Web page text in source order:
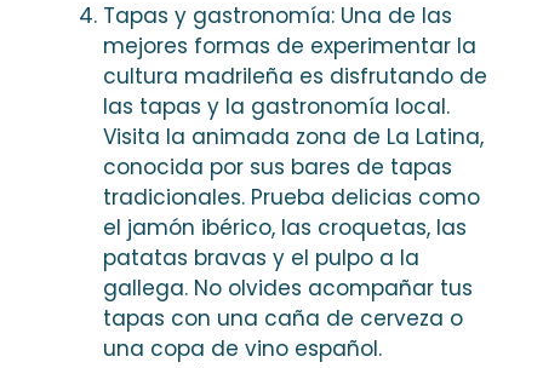
Tapas y gastronomía: Una de las
mejores formas de experimentar la
cultura madrileña es disfrutando de
las tapas y la gastronomía local.
Visita la animada zona de La Latina,
conocida por sus bares de tapas
tradicionales. Prueba delicias como
el jamón ibérico, las croquetas, las
patatas bravas y el pulpo a la
gallega. No olvides acompañar tus
tapas con una caña de cerveza o
una copa de vino español.